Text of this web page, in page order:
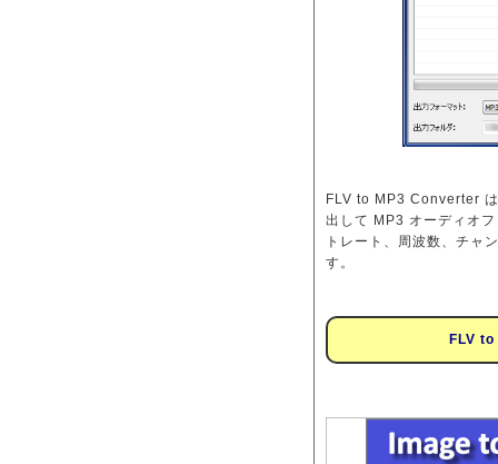
FLV to MP3 Converter
出して MP3 オーディオ
トレート、周波数、チャ
す。
FLV